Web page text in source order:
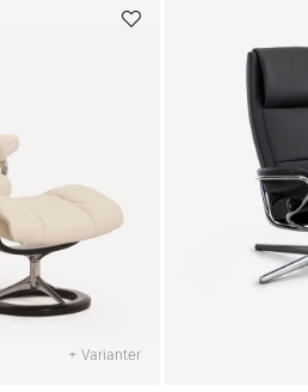
+ Varianter